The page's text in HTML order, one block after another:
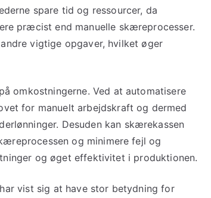
spare tid og ressourcer, da
præcist end manuelle skæreprocesser.
vigtige opgaver, hvilket øger
omkostningerne. Ved at automatisere
for manuelt arbejdskraft og dermed
Desuden kan skærekassen
og minimere fejl og
og øget effektivitet i produktionen.
vist sig at have stor betydning for